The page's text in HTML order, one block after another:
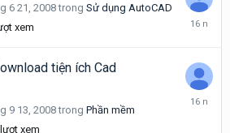
6 21, 2008trong Sử dụng AutoCAD
xem
Tháng
2009
tiện ích Cad
9 13, 2008trong Phần mềm
lượt xem
Tháng